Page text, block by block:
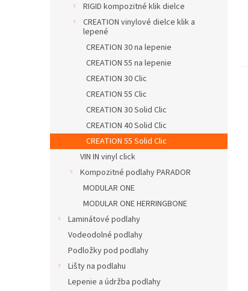
RIGID kompozitné klik dielce
CREATION vinylové dielce klik a
lepené
CREATION 30 na lepenie
CREATION 55 na lepenie
CREATION 30 Clic
CREATION 55 Clic
CREATION 30 Solid Clic
CREATION 40 Solid Clic
CREATION 55 Solid Clic
VIN IN vinyl click
Kompozitné podlahy PARADOR
MODULAR ONE
MODULAR ONE HERRINGBONE
Laminátové podlahy
Vodeodolné podlahy
Podložky pod podlahy
Lišty na podlahu
Lepenie a údržba podlahy